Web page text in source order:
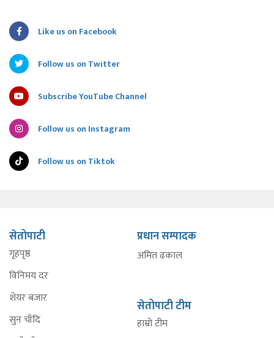
Like us on Facebook
Follow us on Twitter
Subscribe YouTube Channel
Follow us on Instagram
Follow us on Tiktok
सेतोपाटी
गृहपृष्ठ
विनिमय दर
शेयर बजार
सुन चाँदि
प्रधान सम्पादक
अमित ढकाल
सेतोपाटी टीम
हाम्रो टीम